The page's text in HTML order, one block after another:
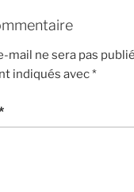
mail ne sera pas
indiqués avec*